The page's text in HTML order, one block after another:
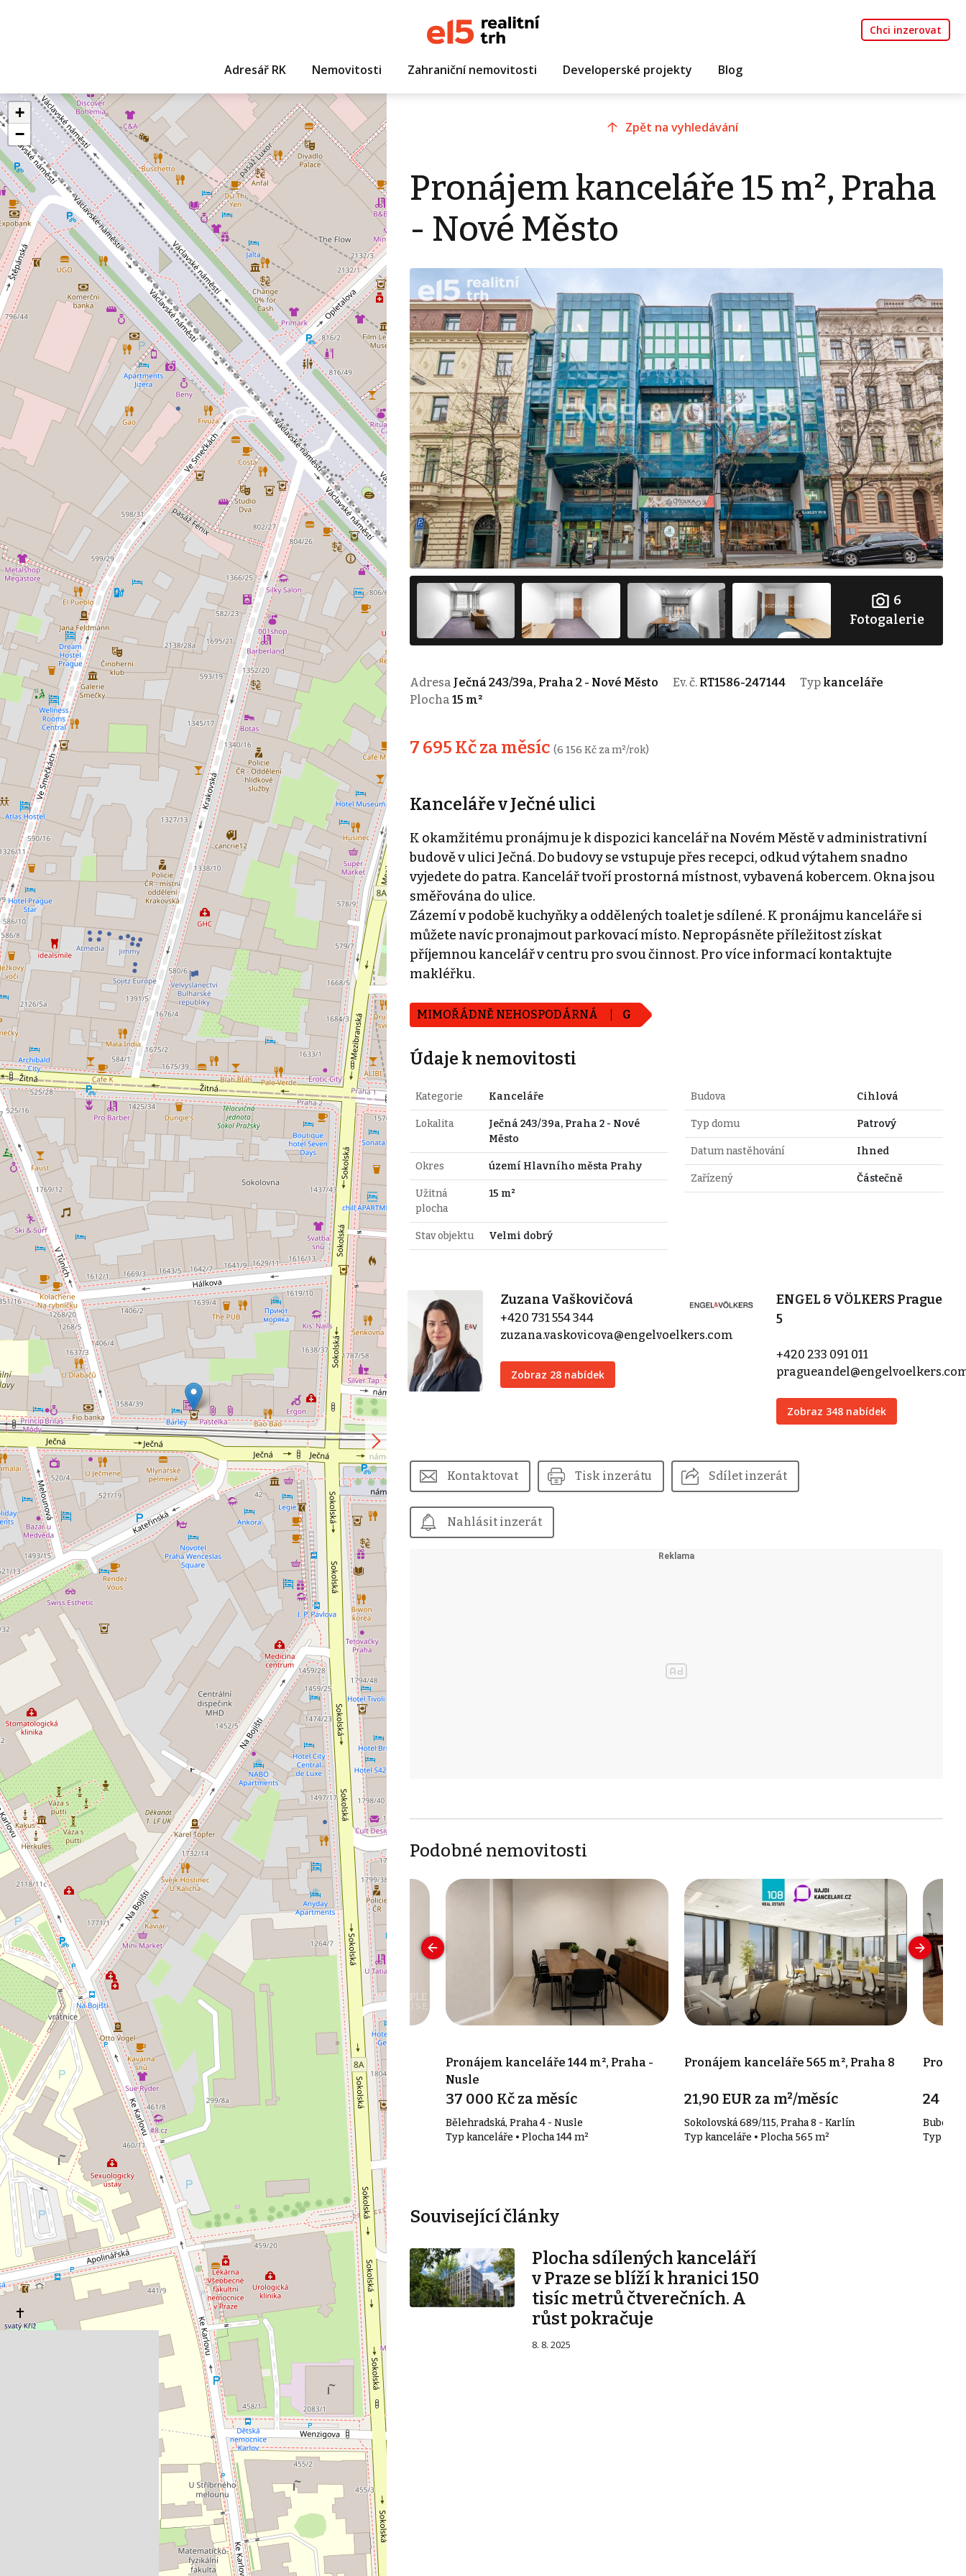
Chci inzerovat
Adresář RK Nemovitosti Zahraniční nemovitosti Developerské projekty Blog
+
−
Zpět na vyhledávání
Pronájem kanceláře 15 m², Praha
- Nové Město
6
Fotogalerie
Adresa Ječná 243/39a, Praha 2 - Nové Město Ev. č. RT1586-247144 Typ kanceláře
Plocha 15 m²
7 695 Kč za měsíc (6 156 Kč za m²/rok)
Kanceláře v Ječné ulici
K okamžitému pronájmu je k dispozici kancelář na Novém Městě v administrativní
budově v ulici Ječná. Do budovy se vstupuje přes recepci, odkud výtahem snadno
vyjedete do patra. Kancelář tvoří prostorná místnost, vybavená kobercem. Okna jsou
směřována do ulice.
Zázemí v podobě kuchyňky a oddělených toalet je sdílené. K pronájmu kanceláře si
můžete navíc pronajmout parkovací místo. Nepropásněte příležitost získat
příjemnou kancelář v centru pro svou činnost. Pro více informací kontaktujte
makléřku.
MIMOŘÁDNĚ NEHOSPODÁRNÁ G
Údaje k nemovitosti
Kategorie Kanceláře
Lokalita
Ječná 243/39a, Praha 2 - Nové
Město
Okres území Hlavního města Prahy
Užitná
plocha
15 m²
Stav objektu Velmi dobrý
Budova Cihlová
Typ domu Patrový
Datum nastěhování Ihned
Zařízený Částečně
Zuzana Vaškovičová
+420 731 554 344
zuzana.vaskovicova@engelvoelkers.com
Zobraz 28 nabídek
ENGEL & VÖLKERS Prague
5
+420 233 091 011
Zobraz 348 nabídek
Kontaktovat Tisk inzerátu Sdílet inzerát
Nahlásit inzerát
Podobné nemovitosti
kanceláře 265 m², Praha -
EUR za m²/měsíc
2059/80b, Praha 4 - Krč
• Plocha 265 m²
Pronájem kanceláře 17 m², Praha 7
10 000 Kč za měsíc
Malířská, Praha 7
Pronájem kanceláře 144 m², Praha -
Nusle
37 000 Kč za měsíc
Bělehradská, Praha 4 - Nusle
Typ kanceláře • Plocha 144 m²
Pronájem kanceláře 565 m², Praha 8
21,90 EUR za m²/měsíc
Sokolovská 689/115, Praha 8 - Karlín
Typ kanceláře • Plocha 565 m²
24
Typ
Související články
Plocha sdílených kanceláří
v Praze se blíží k hranici 150
tisíc metrů čtverečních. A
růst pokračuje
8. 8. 2025